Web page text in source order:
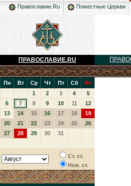
Православие.Ru Поместные Церкви
ПРАВОСЛАВИЕ.RU
Пн Вт Ср Чт Пт Сб
Вс
1
2 3 4
5
6
7 8 9 10 11
12
13
14 15 16 17 18
19
20
21 22 23 24 25
26
27
28 29 30 31
Ст. ст.
Нов. ст.